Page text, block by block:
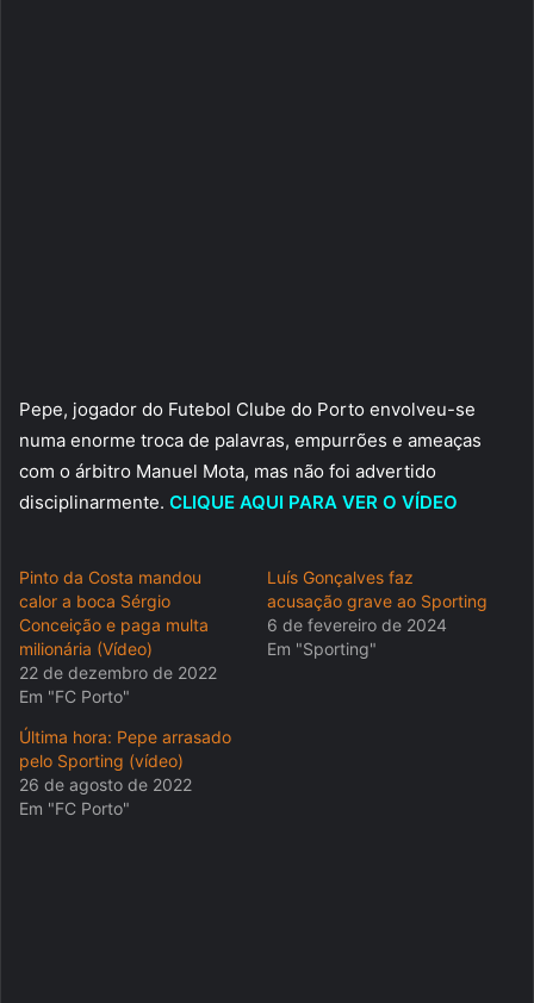
Pepe, jogador do Futebol Clube do Porto envolveu-se
numa enorme troca de palavras, empurrões e ameaças
com o árbitro Manuel Mota, mas não foi advertido
disciplinarmente. CLIQUE AQUI PARA VER O VÍDEO
Pinto da Costa mandou
calor a boca Sérgio
Conceição e paga multa
milionária (Vídeo)
22 de dezembro de 2022
Em "FC Porto"
Luís Gonçalves faz
acusação grave ao Sporting
6 de fevereiro de 2024
Em "Sporting"
Última hora: Pepe arrasado
pelo Sporting (vídeo)
26 de agosto de 2022
Em "FC Porto"